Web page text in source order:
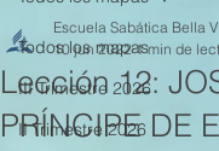
Todos los mapas
III Trimestre 2026
II Trimestre 2026
Lección 12:
PRÍNCIPE DE
Escuela Sabática Bella
10 jun 2022 1 min de